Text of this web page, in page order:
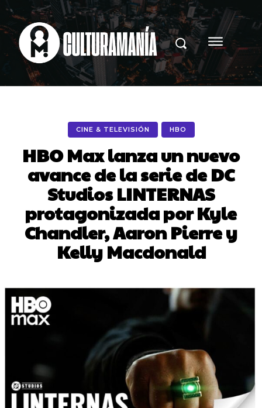
CINE & TELEVISIÓN HBO
HBO Max lanza un nuevo
avance de la serie de DC
Studios LINTERNAS
protagonizada por Kyle
Chandler, Aaron Pierre y
Kelly Macdonald